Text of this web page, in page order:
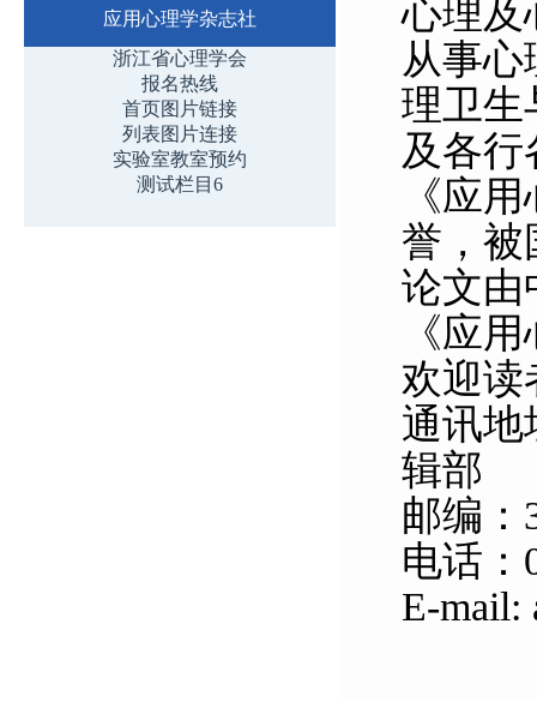
应用心理学杂志社
浙江省心理学会
报名热线
首页图片链接
列表图片连接
实验室教室预约
测试栏目6
心理及
从事
理卫生
及各
《应
誉，被
论文由
《应
欢迎读
通讯地
辑部
邮编：
电话：
E-mail: